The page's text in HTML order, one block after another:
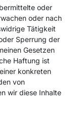
oder
oder nach
Tätigkeit
Sperrung der
Gesetzen
Haftung ist
konkreten
von
wir diese Inhalte